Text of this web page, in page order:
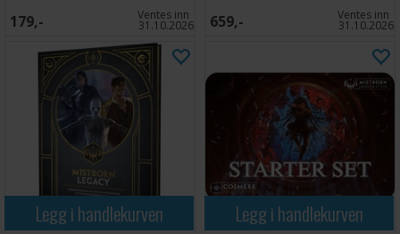
179,- Ventes inn
31.10.2026 659,- Ventes inn
31.10.2026
Legg i handlekurven Legg i handlekurven